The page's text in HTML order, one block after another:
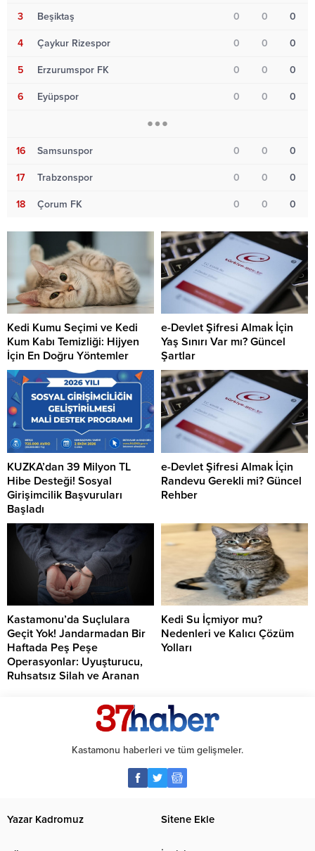
3 Beşiktaş 0 0 0
4 Çaykur Rizespor 0 0 0
5 Erzurumspor FK 0 0 0
6 Eyüpspor 0 0 0
16 Samsunspor 0 0 0
17 Trabzonspor 0 0 0
18 Çorum FK 0 0 0
Kedi Kumu Seçimi ve Kedi
Kum Kabı Temizliği: Hijyen
İçin En Doğru Yöntemler
e-Devlet Şifresi Almak İçin
Yaş Sınırı Var mı? Güncel
Şartlar
KUZKA’dan 39 Milyon TL
Hibe Desteği! Sosyal
Girişimcilik Başvuruları
Başladı
e-Devlet Şifresi Almak İçin
Randevu Gerekli mi? Güncel
Rehber
Kastamonu’da Suçlulara
Geçit Yok! Jandarmadan Bir
Haftada Peş Peşe
Operasyonlar: Uyuşturucu,
Ruhsatsız Silah ve Aranan
Kedi Su İçmiyor mu?
Nedenleri ve Kalıcı Çözüm
Yolları
Kastamonu haberleri ve tüm gelişmeler.
Yazar Kadromuz Sitene Ekle